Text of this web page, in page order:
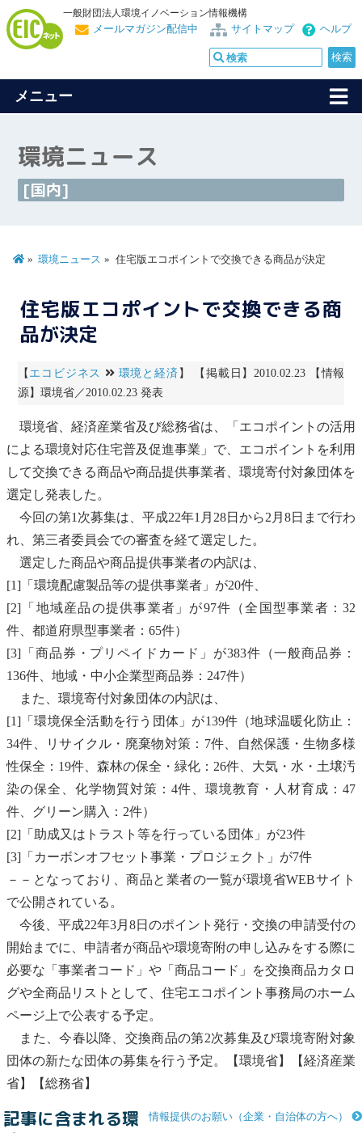
一般財団法人環境イノベーション情報機構
ヘルプ
サイトマップ
メールマガジン配信中
メニュー
環境ニュース
[国内]
環境ニュース 住宅版エコポイントで交換できる商品が決定
住宅版エコポイントで交換できる商
品が決定
【 エコビジネス 環境と経済 】 【掲載日】2010.02.23 【情報
源】環境省／2010.02.23 発表
環境省、経済産業省及び総務省は、「 エコポイント の活用
による環境対応住宅普及促進事業」で、 エコポイント を利用
して交換できる商品や商品提供事業者、環境寄付対象団体を
選定し発表した。
今回の第1次募集は、平成22年1月28日から2月8日まで行わ
れ、第三者委員会での審査を経て選定した。
選定した商品や商品提供事業者の内訳は、
[1]「環境配慮製品等の提供事業者」が20件、
[2]「地域産品の提供事業者」が97件（全国型事業者：32
件、都道府県型事業者：65件）
[3]「商品券・プリペイドカード」が383件（一般商品券：
136件、地域・中小企業型商品券：247件）
また、環境寄付対象団体の内訳は、
[1]「環境保全活動を行う団体」が139件（地球温暖化防止：
34件、
リサイクル ・ 廃棄物対策：7件、 自然保護・生物多様
性保全：19件、森林の保全・緑化：26件、大気・水・ 土壌汚
染の保全、化学物質対策：4件、環境教育・人材育成：47
件、 グリーン購入 ：2件）
[2]「助成又はトラスト等を行っている団体」が23件
[3]「 カーボンオフセット 事業・プロジェクト」が7件
－－となっており、商品と業者の一覧が環境省WEBサイト
で公開されている。
今後、平成22年3月8日のポイント発行・交換の申請受付の
開始までに、申請者が商品や環境寄附の申し込みをする際に
必要な「事業者コード」や「商品コード」を交換商品カタロ
グや全商品リストとして、住宅エコポイント 事務局のホーム
ページ上で公表する予定。
また、今春以降、交換商品の第2次募集及び環境寄附対象
団体の新たな団体の募集を行う予定。【環境省】【経済産業
省】【総務省】
情報提供のお願い（企業・自治体の方へ）
記事に含まれる環